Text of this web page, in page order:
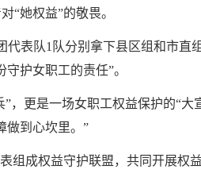
“她权益”的敬畏。
表队1队分别拿下县区组和市直
护女职工的责任”。
更是一场女职工权益保护的“大
做到心坎里。”
组成权益守护联盟，共同开展权